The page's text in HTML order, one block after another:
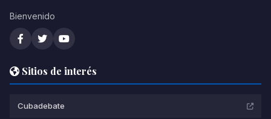
Bienvenido
Sitios de interés
Cubadebate